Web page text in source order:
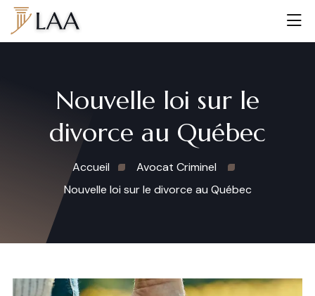
Nouvelle loi sur le
divorce au Québec
Accueil
Avocat Criminel
Nouvelle loi sur le divorce au Québec